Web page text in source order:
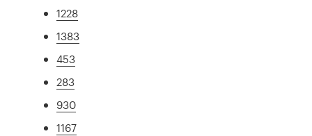
1228
1383
453
283
930
1167